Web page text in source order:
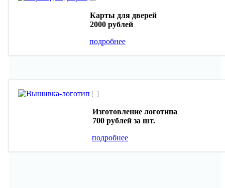
Карты для дверей
2000 рублей
подробнее
Изготовление логотипа
700 рублей за шт.
подробнее